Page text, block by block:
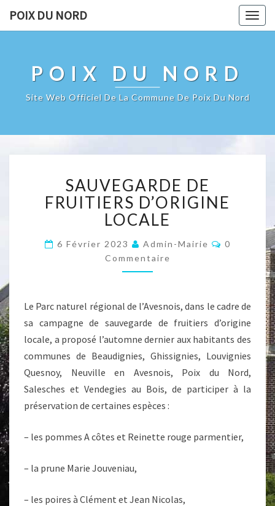
POIX DU NORD
POIX DU NORD
Site Web Officiel De La Commune De Poix Du Nord
DE
FRUITIERS
D’ORIGINE
LOCALE
SAUVEGARDE DE
FRUITIERS D’ORIGINE
LOCALE
6 Février 2023 Admin-Mairie
0
Commentaire
Le Parc naturel régional de l’Avesnois, dans le cadre de
sa campagne de sauvegarde de fruitiers d’origine
locale, a proposé l’automne dernier aux habitants des
communes de Beaudignies, Ghissignies, Louvignies
Quesnoy, Neuville en Avesnois, Poix du Nord,
Salesches et Vendegies au Bois, de participer à la
préservation de certaines espèces :
– les pommes A côtes et Reinette rouge parmentier,
– la prune Marie Jouveniau,
– les poires à Clément et Jean Nicolas,